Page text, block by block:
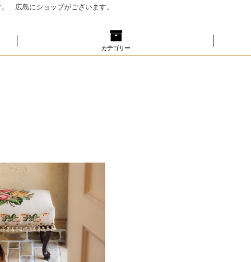
広島にショップがございます。
カテゴリー